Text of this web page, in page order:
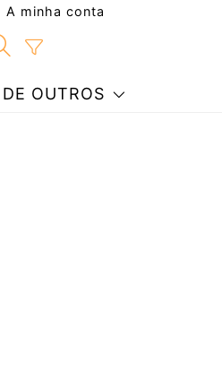
A minha conta
DE OUTROS